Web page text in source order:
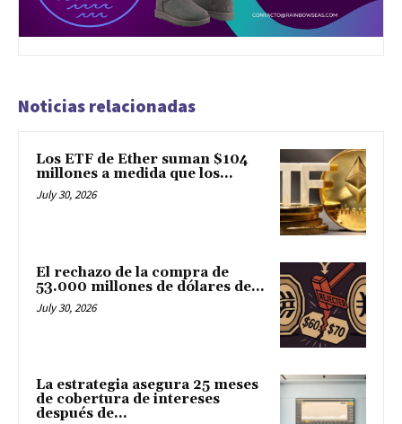
Noticias relacionadas
Los ETF de Ether suman $104
millones a medida que los...
July 30, 2026
El rechazo de la compra de
53.000 millones de dólares de...
July 30, 2026
La estrategia asegura 25 meses
de cobertura de intereses
después de...